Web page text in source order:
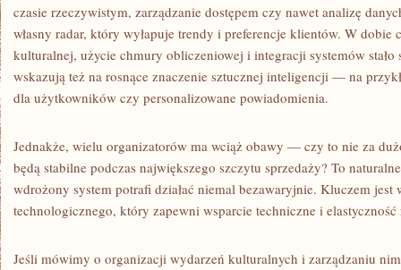
czasie rzeczywistym, zarządzanie dostępem czy nawet analizę
własny radar, który wyłapuje trendy i preferencje klientów. W
kulturalnej, użycie chmury obliczeniowej i integracji systemów stało
wskazują też na rosnące znaczenie sztucznej inteligencji — na
dla użytkowników czy personalizowane powiadomienia.
Jednakże, wielu organizatorów ma wciąż obawy — czy to nie za
będą stabilne podczas największego szczytu sprzedaży? To
wdrożony system potrafi działać niemal bezawaryjnie. Kluczem jest
technologicznego, który zapewni wsparcie techniczne i
Jeśli mówimy o organizacji wydarzeń kulturalnych i zarządzaniu